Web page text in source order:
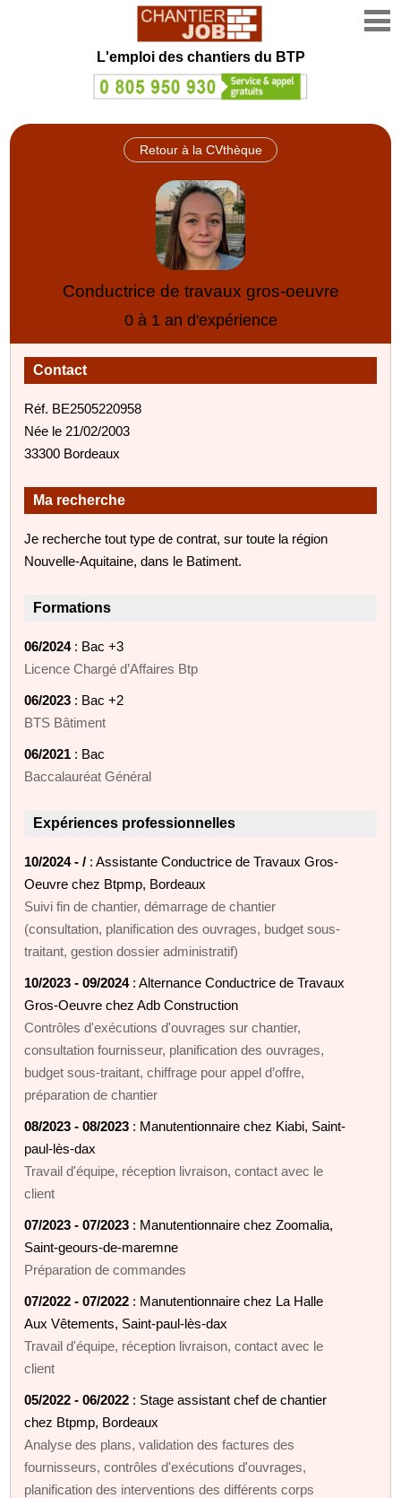
L'emploi des chantiers du BTP
Retour à la CVthèque
Conductrice de travaux gros-oeuvre
0 à 1 an d'expérience
Contact
Réf. BE2505220958
Née le 21/02/2003
33300 Bordeaux
Ma recherche
Je recherche tout type de contrat, sur toute la région
Nouvelle-Aquitaine, dans le Batiment.
Formations
06/2024: Bac +3
Licence Chargé d’Affaires Btp
06/2023 : Bac +2
BTS Bâtiment
06/2021 : Bac
Baccalauréat Général
Expériences professionnelles
10/2024 - / : Assistante Conductrice de Travaux Gros-
Oeuvre chez Btpmp, Bordeaux
Suivi fin de chantier, démarrage de chantier
(consultation, planification des ouvrages, budget sous-
traitant, gestion dossier administratif)
10/2023 - 09/2024: Alternance Conductrice de Travaux
Gros-Oeuvre chez Adb Construction
Contrôles d'exécutions d'ouvrages sur chantier,
consultation fournisseur, planification des ouvrages,
budget sous-traitant, chiffrage pour appel d’offre,
préparation de chantier
08/2023 - 08/2023 : Manutentionnaire chez Kiabi, Saint-
paul-lès-dax
Travail d'équipe, réception livraison, contact avec le
client
07/2023 - 07/2023 : Manutentionnaire chez Zoomalia,
Saint-geours-de-maremne
Préparation de commandes
07/2022 - 07/2022 : Manutentionnaire chez La Halle
Aux Vêtements, Saint-paul-lès-dax
Travail d'équipe, réception livraison, contact avec le
client
05/2022 - 06/2022 : Stage assistant chef de chantier
chez Btpmp, Bordeaux
Analyse des plans, validation des factures des
fournisseurs, contrôles d'exécutions d'ouvrages,
planification des interventions des différents corps